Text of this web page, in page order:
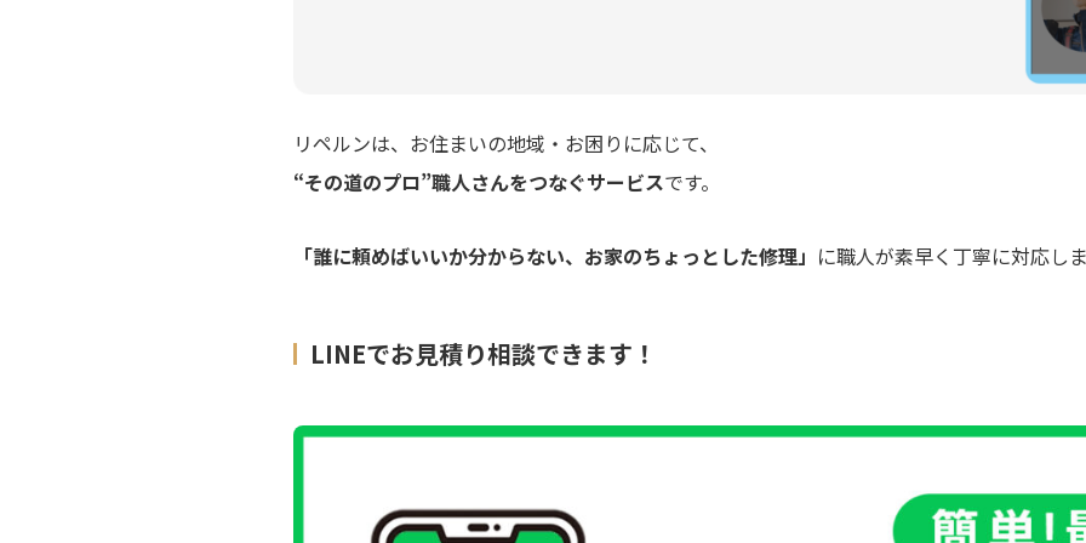
リペルンは、お住まいの地域・お困りに応じて、
“その道のプロ”職人さんをつなぐサービスです。
「誰に頼めばいいか分からない、お家のちょっとした修理」 に職人が素早く丁寧に対応し
LINEでお見積り相談できます！